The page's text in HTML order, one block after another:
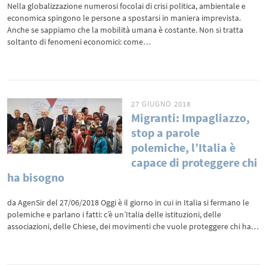
Nella globalizzazione numerosi focolai di crisi politica, ambientale e
economica spingono le persone a spostarsi in maniera imprevista.
Anche se sappiamo che la mobilità umana è costante. Non si tratta
soltanto di fenomeni economici: come…
27 GIUGNO 2018
Migranti: Impagliazzo,
stop a parole
polemiche, l’Italia è
capace di proteggere chi
ha bisogno
da AgenSir del 27/06/2018 Oggi è il giorno in cui in Italia si fermano le
polemiche e parlano i fatti: c’è un’Italia delle istituzioni, delle
associazioni, delle Chiese, dei movimenti che vuole proteggere chi ha…